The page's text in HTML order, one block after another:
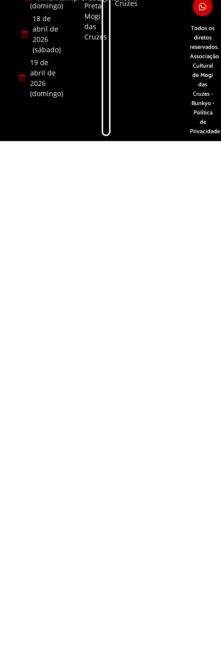
(domingo)
18 de
abril de
2026
(sábado)
19 de
abril de
2026
(domingo)
Preta,
Mogi
das
Cruzes
Cruzes
Todos os
diretos
reservados.
Associação
Cultural
de Mogi
das
Cruzes -
Bunkyo •
Política
de
Privacidade